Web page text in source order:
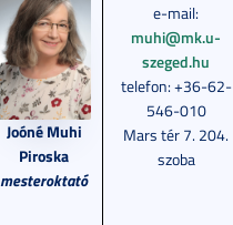
Joóné Muhi
Piroska
mesteroktató
e-mail:
muhi@mk.u-
szeged.hu
telefon: +36-62-
546-010
Mars tér 7. 204.
szoba